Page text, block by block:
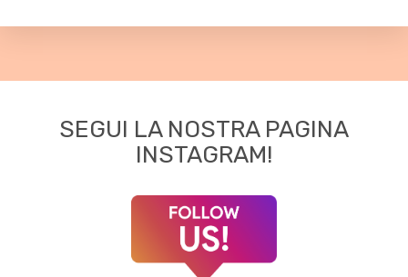
SEGUI LA NOSTRA PAGINA
INSTAGRAM!